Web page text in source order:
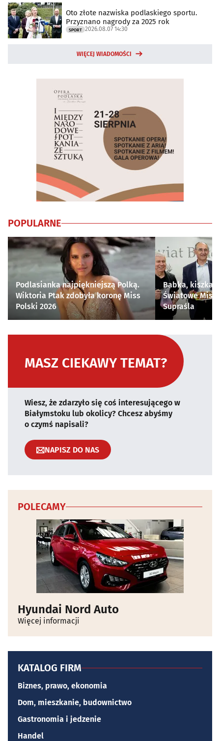
Oto złote nazwiska podlaskiego sportu.
Przyznano nagrody za 2025 rok
SPORT 2026.08.07 14:30
WIĘCEJ WIADOMOŚCI
POPULARNE
Podlasianka najpiękniejszą Polką.
Wiktoria Ptak zdobyła koronę Miss
Polski 2026
Babka, kiszka i
Światowe
Supraśla
MASZ CIEKAWY TEMAT?
Wiesz, że zdarzyło się coś interesującego w
Białymstoku lub okolicy? Chcesz abyśmy
o czymś napisali?
NAPISZ DO NAS
POLECAMY
Hyundai Nord Auto
Więcej informacji
KATALOG FIRM
Biznes, prawo, ekonomia
Dom, mieszkanie, budownictwo
Gastronomia i jedzenie
Handel